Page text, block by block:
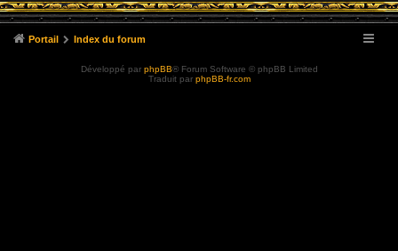
Portail Index du forum
Développé par phpBB® Forum Software © phpBB Limited
Traduit par phpBB-fr.com